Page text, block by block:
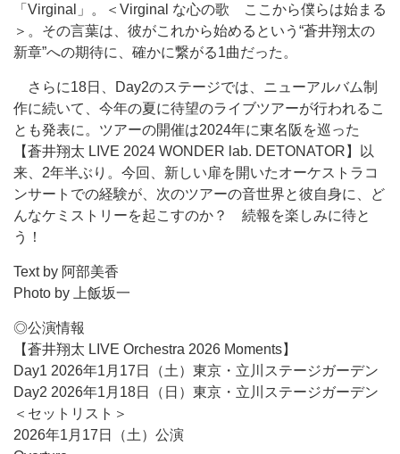
「Virginal」。＜Virginal な心の歌 ここから僕らは始まる
＞。その言葉は、彼がこれから始めるという“蒼井翔太の
新章”への期待に、確かに繋がる1曲だった。
さらに18日、Day2のステージでは、ニューアルバム制
作に続いて、今年の夏に待望のライブツアーが行われるこ
とも発表に。ツアーの開催は2024年に東名阪を巡った
【蒼井翔太 LIVE 2024 WONDER lab. DETONATOR】以
来、2年半ぶり。今回、新しい扉を開いたオーケストラコ
ンサートでの経験が、次のツアーの音世界と彼自身に、ど
んなケミストリーを起こすのか？ 続報を楽しみに待と
う！
Text by 阿部美香
Photo by 上飯坂一
◎公演情報
【蒼井翔太 LIVE Orchestra 2026 Moments】
Day1 2026年1月17日（土）東京・立川ステージガーデン
Day2 2026年1月18日（日）東京・立川ステージガーデン
＜セットリスト＞
2026年1月17日（土）公演